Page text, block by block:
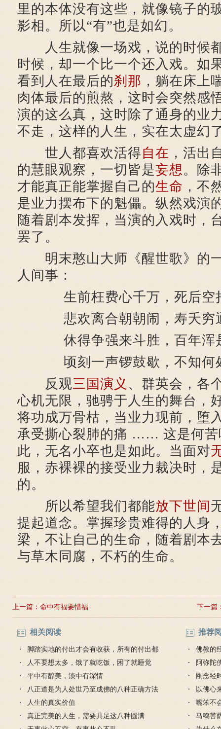
里的本体没有这些，就像镜子的
影相。所以“有”也是如幻。
人生就像一场戏，说的时候
时候，却一个比一个还入戏。如
看到人在最后的刹那 ，躺在床上
肉体最后的煎熬，这时会突然
演的这么真，这时除了通身的业
不走，这样的人生，实在太虚幻
世人都喜欢活得自在 ，活出
的慧眼观察，一切皆是妄想。除
才能真正能掌握自己的生命 ，不
是业力摆布下的魁儡。纵然戏演
随着剧本发挥，当演的入戏时，
罢了。
明末憨山大师《醒世歌》的
人间事：
生前枉费心千万，死后空
悲欢离合朝朝闹，寿夭穷
休得争强来斗胜，百年浑
顷刻一声锣鼓歇，不知何
反观三国演义 、群英会，各
心机无限，驰骋于人生的舞台，
将功成万骨枯，当业力现前，堕
承受撕心裂肺的痛 …… 这是何苦
此，无名小卒也是如此。当面对
服，赤裸裸的接受业力裁决时，
的。
所以希望我们都能放下世间
提起道念。掌握珍贵难得的人身
梁，不让自己的生命，随着剧本
与草木同腐，不朽的生命。
上一篇： 命中有福要惜福 下一篇
相关阅读
脚踏实地的付出才会有收获，所有的付出都
不会白费
人不要想太多，饿了就吃饭，困了就睡觉
平中有醇美，淡中有深情
八正道是为人处世乃至成佛的八种正确方法
和途径
人生的真实价值
真正完美的人生，需要具足这八种圆满
推荐
佛教的
阿弥陀
迎弥陀
刚念经
什么？
以佛心
嘴笨不
马鸣菩